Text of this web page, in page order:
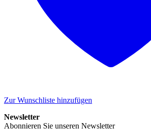
Zur Wunschliste hinzufügen
Newsletter
Abonnieren Sie unseren Newsletter